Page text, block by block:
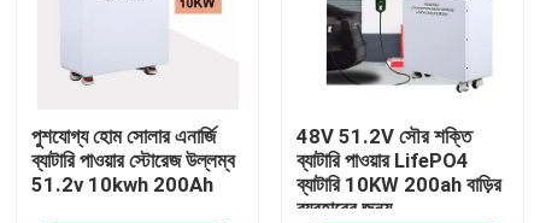
পুশযোগ্য হোম সোলার এনার্জি
ব্যাটারি পাওয়ার স্টোরেজ উল্লম্ব
51.2v 10kwh 200Ah
48V 51.2V সৌর শক্তি
ব্যাটারি পাওয়ার LifePO4
ব্যাটারি 10KW 200ah বাড়ির
ব্যবহারের জন্য